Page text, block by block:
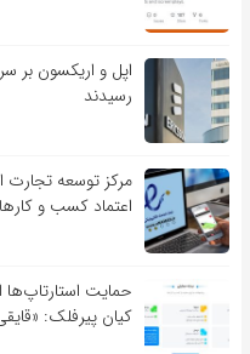
اپل و اریکسون بر
رسیدند
مرکز توسعه تجارت
اعتماد کسب و
حمایت
کیان پیرفلک: